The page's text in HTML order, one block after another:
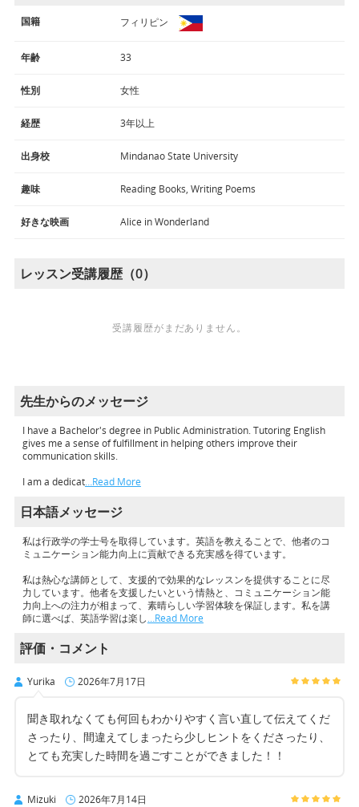
国籍 フィリピン
年齢 33
性別 女性
経歴 3年以上
出身校 Mindanao State University
趣味 Reading Books, Writing Poems
好きな映画 Alice in Wonderland
レッスン受講履歴（0）
受講履歴がまだありません。
先生からのメッセージ
I have a Bachelor's degree in Public Administration. Tutoring English
gives me a sense of fulfillment in helping others improve their
communication skills.
I am a dedicat…Read More
日本語メッセージ
私は行政学の学士号を取得しています。英語を教えることで、他者のコ
ミュニケーション能力向上に貢献できる充実感を得ています。
私は熱心な講師として、支援的で効果的なレッスンを提供することに尽
力しています。他者を支援したいという情熱と、コミュニケーション能
力向上への注力が相まって、素晴らしい学習体験を保証します。私を講
師に選べば、英語学習は楽し…Read More
評価・コメント
Yurika 2026年7月17日
聞き取れなくても何回もわかりやすく言い直して伝えてくだ
さったり、間違えてしまったら少しヒントをくださったり、
とても充実した時間を過ごすことができました！！
Mizuki 2026年7月14日